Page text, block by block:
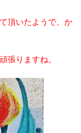
頂いたようで、か
張りますね。